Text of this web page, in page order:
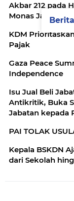
Akbar 212 pada
Monas Jakarta.
KDM
Pajak
Gaza Peace
Independence
Isu Jual Beli
Antikritik, Buka
Jabatan kepada
PAI TOLAK
Kepala BSKDN
dari Sekolah